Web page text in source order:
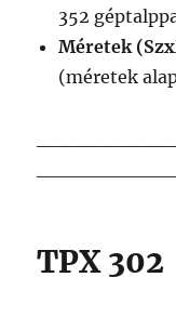
352
Méretek
(méretek
TPX 302